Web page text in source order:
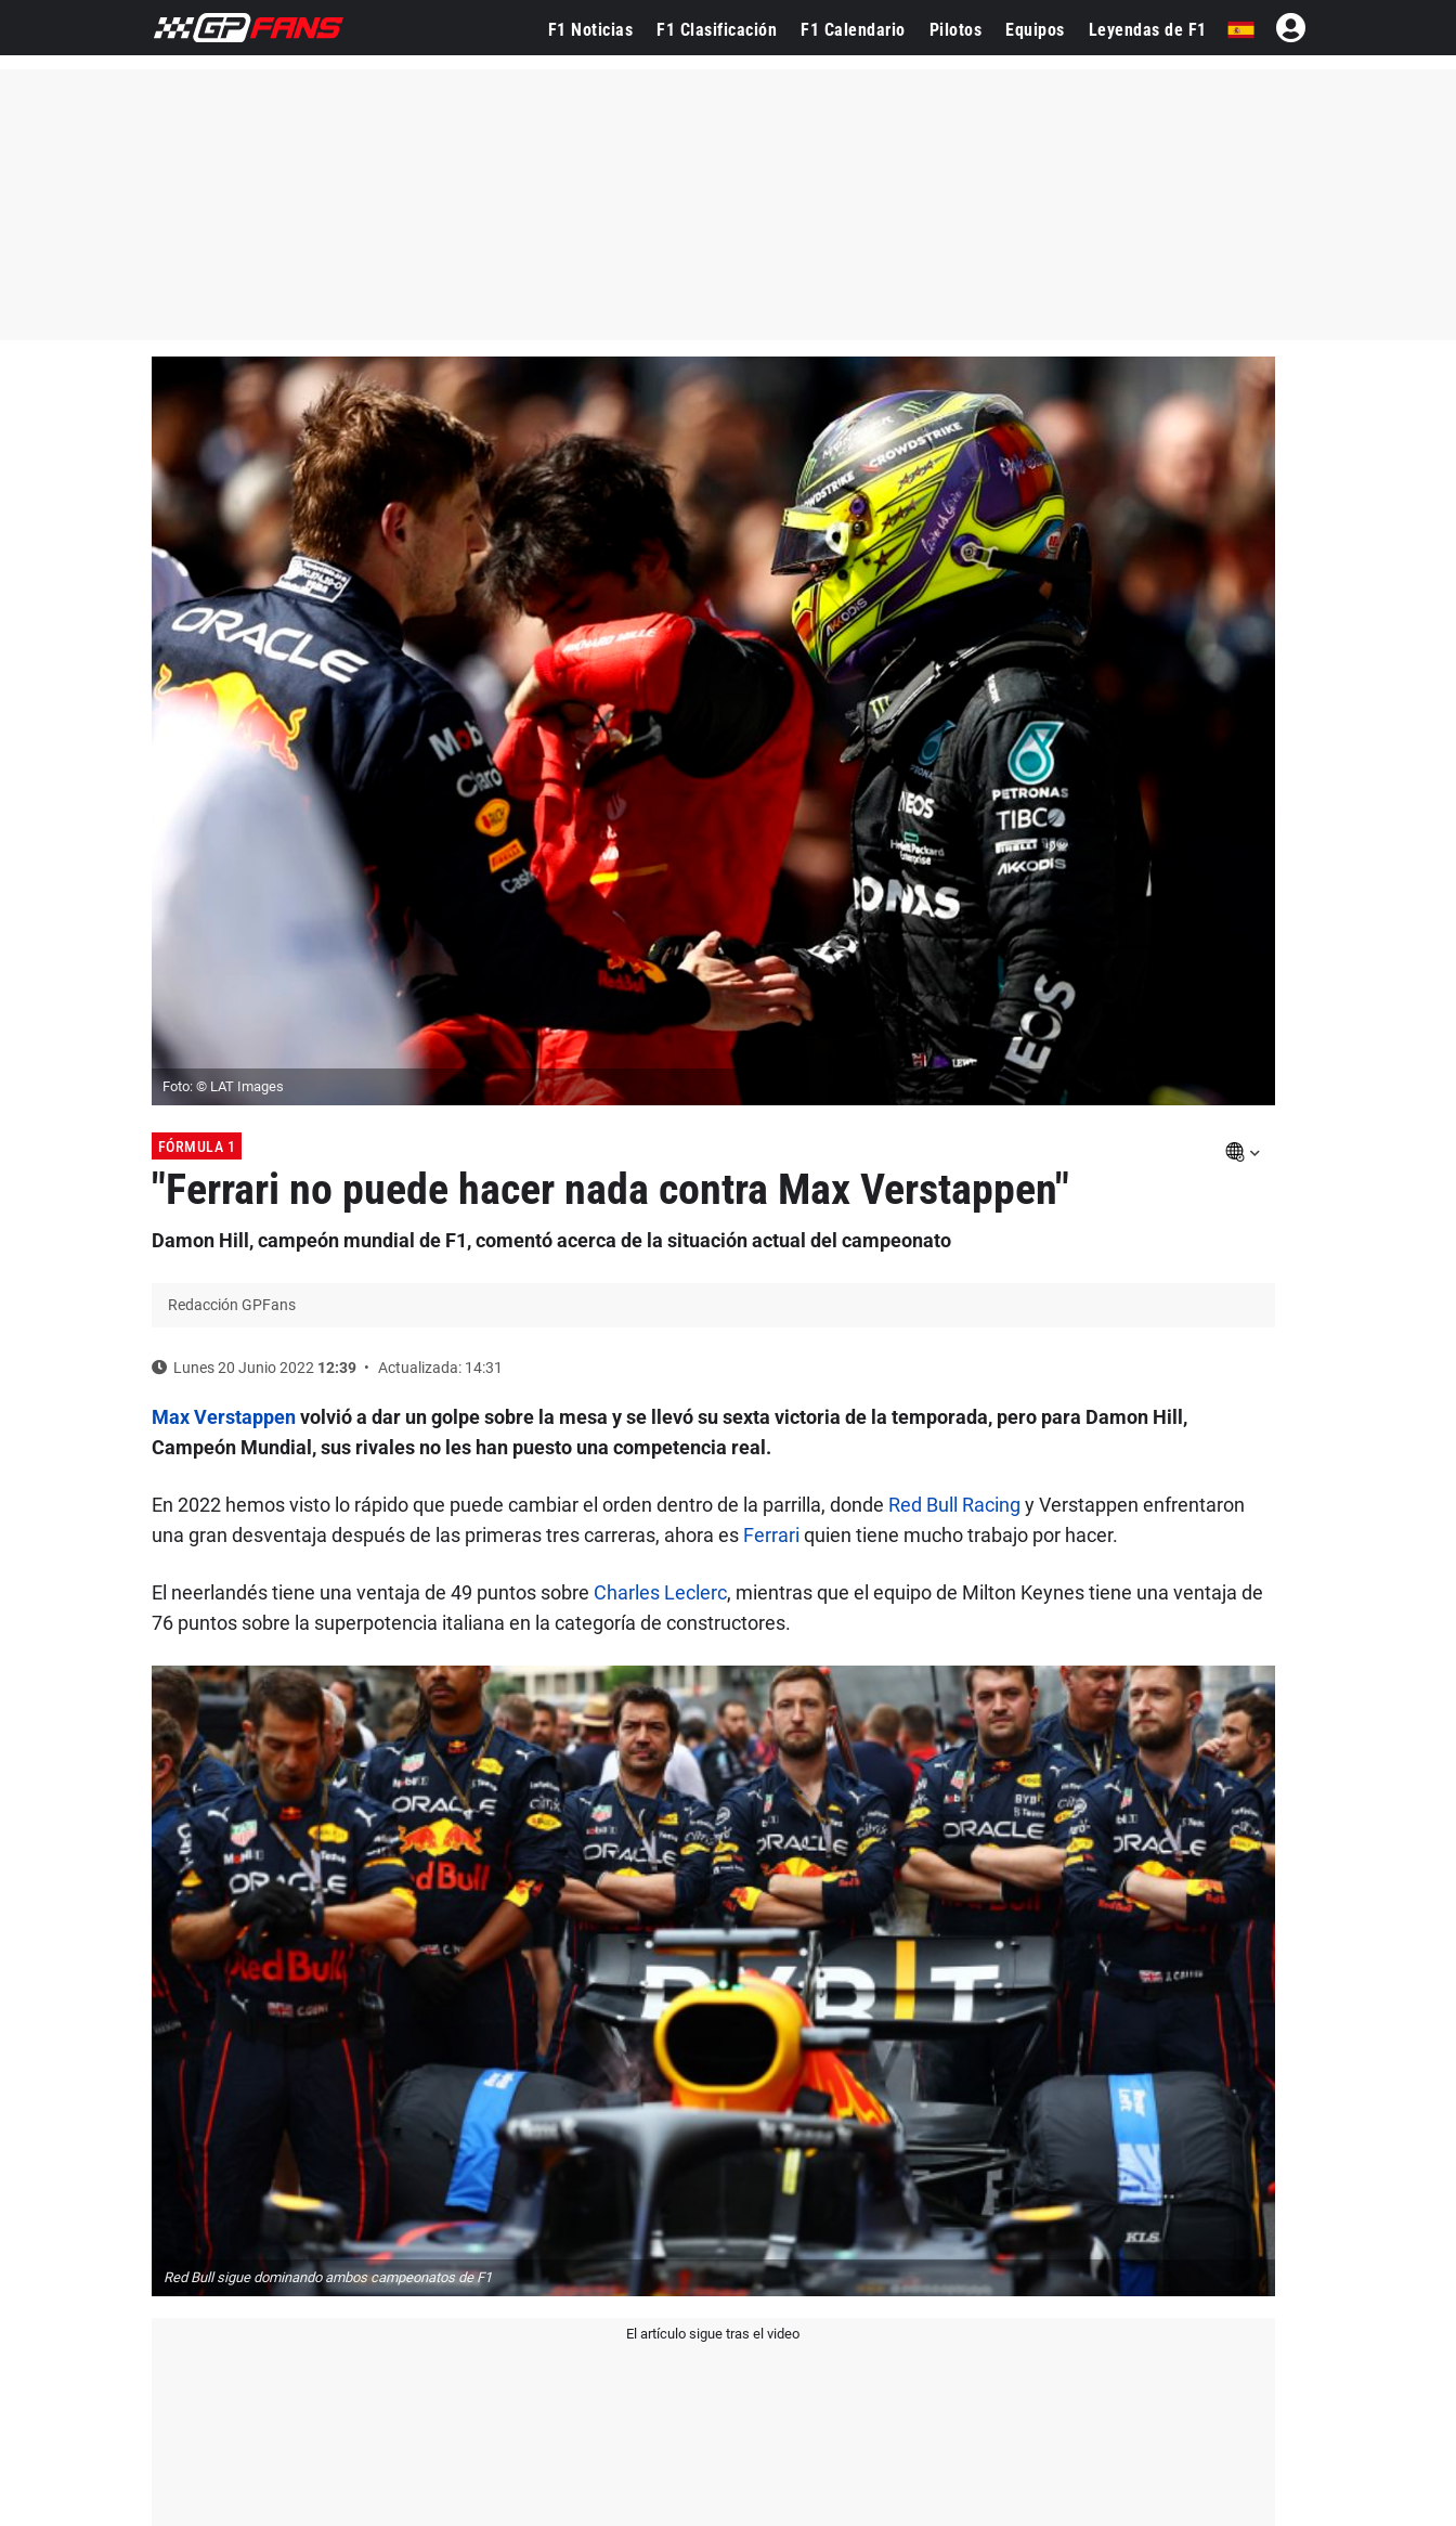
F1 Noticias F1 Clasificación F1 Calendario Pilotos Equipos Leyendas de F1
Foto: © LAT Images
FÓRMULA 1
"Ferrari no puede hacer nada contra Max Verstappen"
Damon Hill, campeón mundial de F1, comentó acerca de la situación actual del campeonato
Redacción GPFans
Lunes 20 Junio 2022 12:39 Actualizada: 14:31
Max Verstappenvolvió a dar un golpe sobre la mesa y se llevó su sexta victoria de la temporada, pero para Damon Hill,
Campeón Mundial, sus rivales no les han puesto una competencia real.
En 2022 hemos visto lo rápido que puede cambiar el orden dentro de la parrilla, donde Red Bull Racing y Verstappen enfrentaron
una gran desventaja después de las primeras tres carreras, ahora es Ferrari quien tiene mucho trabajo por hacer.
El neerlandés tiene una ventaja de 49 puntos sobre Charles Leclerc, mientras que el equipo de Milton Keynes tiene una ventaja de
76 puntos sobre la superpotencia italiana en la categoría de constructores.
Red Bull sigue dominando ambos campeonatos de F1
El artículo sigue tras el video